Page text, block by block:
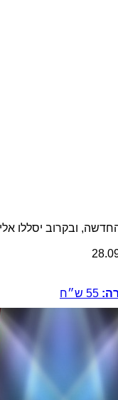
ובקרוב יסללו
55 ש״ח